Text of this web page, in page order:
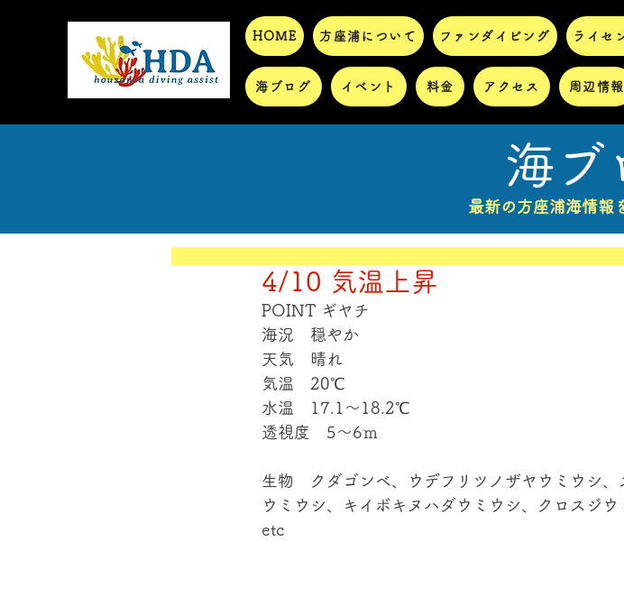
HOME 方座浦について ファンダイビング ライセ
海ブログ イベント 料金 アクセス 周辺情報
海ブ
最新の方座浦海情報
4/10 気温上昇
POINT ギヤチ
海況　穏やか
天気　晴れ
気温　20℃
水温　17.1～18.2℃
透視度　5～6ｍ
生物　クダゴンベ、ウデフリツノザヤウミウシ
ウミウシ、キイボキヌハダウミウシ、クロスジ
etc